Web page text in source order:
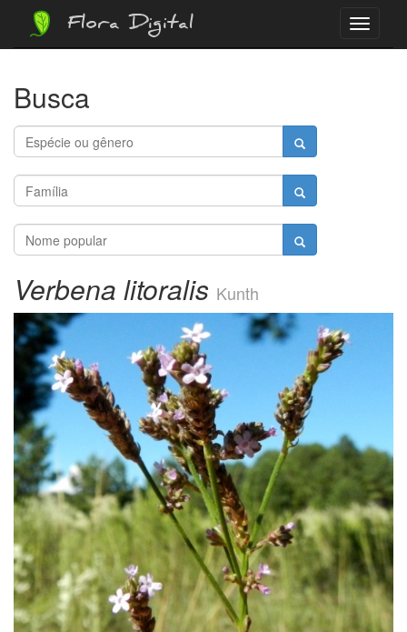
Menu
Flora Digital
Busca
Verbena litoralis Kunth